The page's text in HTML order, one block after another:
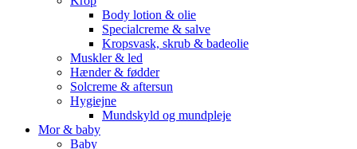
Body lotion & olie
Specialcreme & salve
Kropsvask, skrub & badeolie
Muskler & led
Hænder & fødder
Solcreme & aftersun
Hygiejne
Mundskyld og mundpleje
Mor & baby
Baby